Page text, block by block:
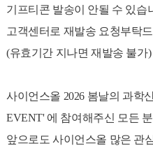
기프티콘 발송이 안될 수 있습
고객센터로 재발송 요청부탁
(유효기간 지나면 재발송 불가)
사이언스올 2026 봄날의 과학
EVENT'에 참여해주신 모든
앞으로도 사이언스올 많은 관